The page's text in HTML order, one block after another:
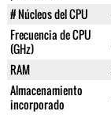
# Núcleos del CPU
Frecuencia de CPU
(GHz)
RAM
Almacenamiento
incorporado